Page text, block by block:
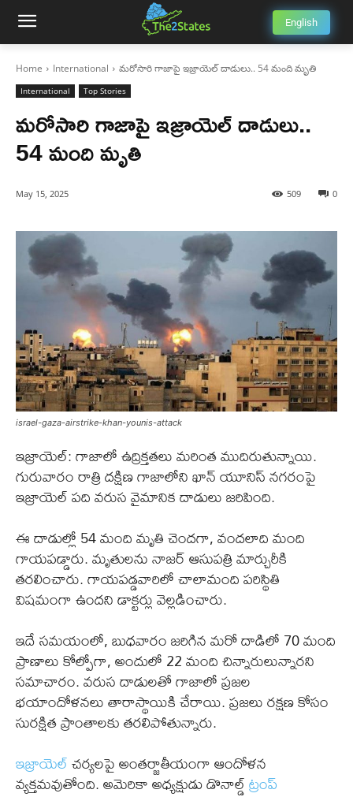
English
Home International మరోసారి గాజాపై ఇజ్రాయెల్ దాడులు.. 54 మంది మృతి
International Top Stories
మరోసారి గాజాపై ఇజ్రాయెల్ దాడులు..
54 మంది మృతి
May 15, 2025 0
509
israel-gaza-airstrike-khan-younis-attack
ఇజ్రాయెల్: గాజాలో ఉద్రిక్తతలు మరింత ముదిరుతున్నాయి.
గురువారం రాత్రి దక్షిణ గాజాలోని ఖాన్ యూనిస్ నగరంపై
ఇజ్రాయెల్ పది వరుస వైమానిక దాడులు జరిపింది.
ఈ దాడుల్లో 54 మంది మృతి చెందగా, వందలాది మంది
గాయపడ్డారు. మృతులను నాజర్ ఆసుపత్రి మార్చురీకి
తరలించారు. గాయపడ్డవారిలో చాలామంది పరిస్థితి
విషమంగా ఉందని డాక్టర్లు వెల్లడించారు.
ఇదే సమయంలో, బుధవారం జరిగిన మరో దాడిలో 70 మంది
ప్రాణాలు కోల్పోగా, అందులో 22 మంది చిన్నారులున్నారని
సమాచారం. వరుస దాడులతో గాజాలో ప్రజల
భయాందోళనలు తారాస్థాయికి చేరాయి. ప్రజలు రక్షణ కోసం
సురక్షిత ప్రాంతాలకు తరలిపోతున్నారు.
ఇజ్రాయెల్చర్యలపై అంతర్జాతీయంగా ఆందోళన
వ్యక్తమవుతోంది. అమెరికా అధ్యక్షుడు డొనాల్డ్ట్రంప్